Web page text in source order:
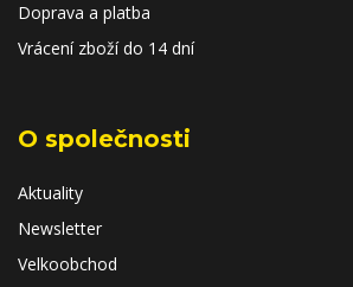
Doprava a platba
Vrácení zboží do 14 dní
O společnosti
Aktuality
Newsletter
Velkoobchod